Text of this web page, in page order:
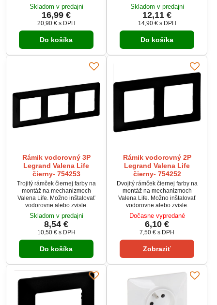
Skladom v predajni
16,99 €
20,90 € s DPH
Do košíka
Skladom v predajni
12,11 €
14,90 € s DPH
Do košíka
Rámik vodorovný 3P
Legrand Valena Life
čierny- 754253
Trojitý rámček čiernej farby na
montáž na mechanizmoch
Valena Life. Možno inštalovať
vodorovne alebo zvisle.
Skladom v predajni
8,54 €
10,50 € s DPH
Do košíka
Rámik vodorovný 2P
Legrand Valena Life
čierny- 754252
Dvojitý rámček čiernej farby na
montáž na mechanizmoch
Valena Life. Možno inštalovať
vodorovne alebo zvisle.
Dočasne vypredané
6,10 €
7,50 € s DPH
Zobraziť